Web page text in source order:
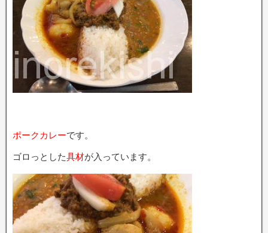
ポークカレーです。
ゴロっとした具材が入っています。